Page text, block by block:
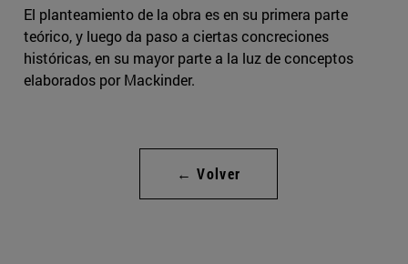
El planteamiento de la obra es en su primera parte
teórico, y luego da paso a ciertas concreciones
históricas, en su mayor parte a la luz de conceptos
elaborados por Mackinder.
← Volver